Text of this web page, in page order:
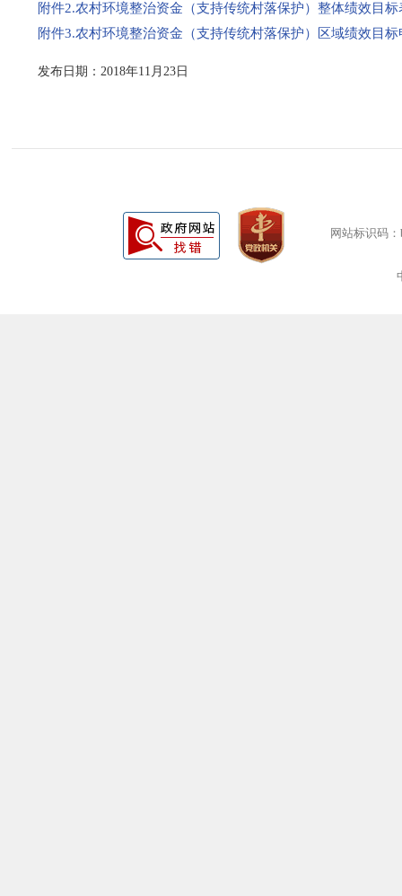
附件2.农村环境整治资金（支持传统村落保护）整体绩效目
附件3.农村环境整治资金（支持传统村落保护）区域绩效目
发布日期：2018年11月23日
网站标识码